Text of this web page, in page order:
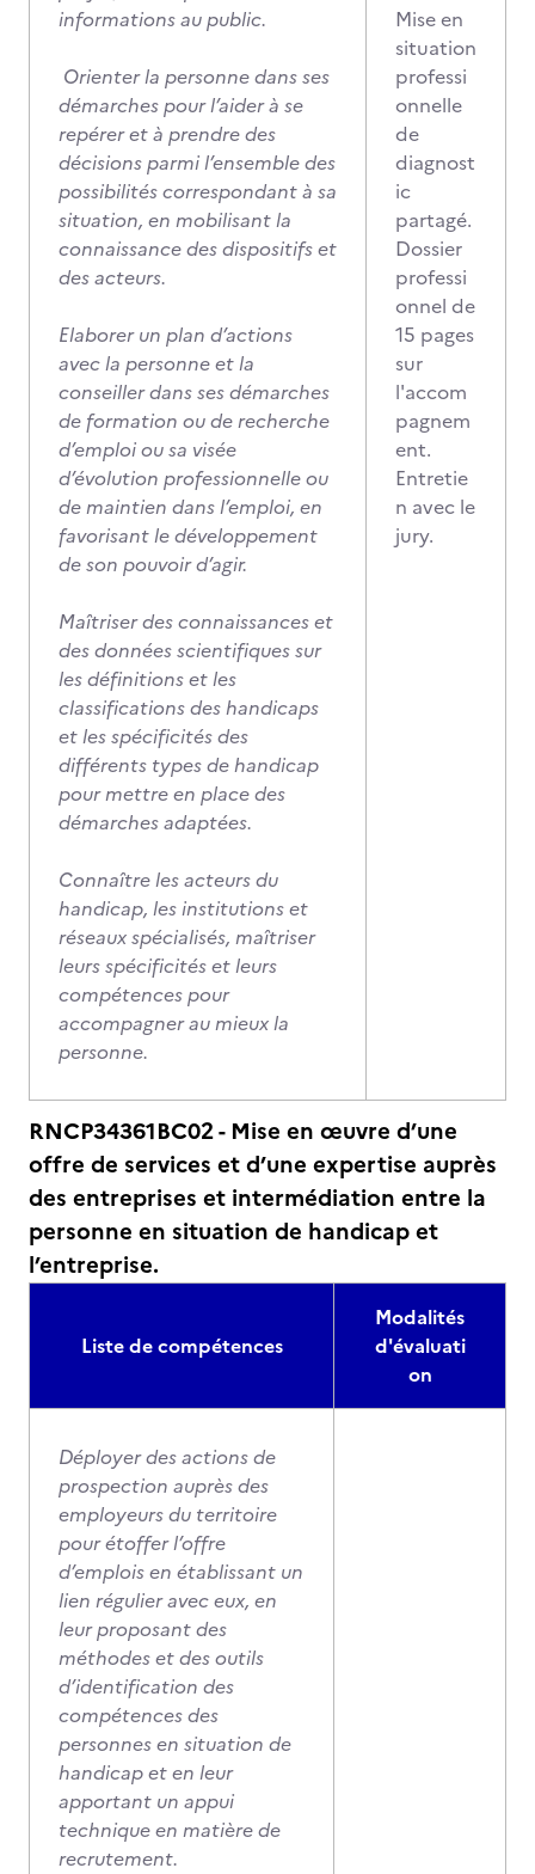
informations au public.
Orienter la personne dans ses
démarches pour l’aider à se
repérer et à prendre des
décisions parmi l’ensemble des
possibilités correspondant à sa
situation, en mobilisant la
connaissance des dispositifs et
des acteurs.
Elaborer un plan d’actions
avec la personne et la
conseiller dans ses démarches
de formation ou de recherche
d’emploi ou sa visée
d’évolution professionnelle ou
de maintien dans l’emploi, en
favorisant le développement
de son pouvoir d’agir.
Maîtriser des connaissances et
des données scientifiques sur
les définitions et les
classifications des handicaps
et les spécificités des
différents types de handicap
pour mettre en place des
démarches adaptées.
Connaître les acteurs du
handicap, les institutions et
réseaux spécialisés, maîtriser
leurs spécificités et leurs
compétences pour
accompagner au mieux la
personne.
Mise en
situation
professi
onnelle
de
diagnost
ic
partagé.
Dossier
professi
onnel de
15 pages
sur
l'accom
pagnem
ent.
Entretie
n avec le
jury.
RNCP34361BC02 - Mise en œuvre d’une
offre de services et d’une expertise auprès
des entreprises et intermédiation entre la
personne en situation de handicap et
l’entreprise.
Liste de compétences
Modalités
d'évaluati
on
Déployer des actions de
prospection auprès des
employeurs du territoire
pour étoffer l’offre
d’emplois en établissant un
lien régulier avec eux, en
leur proposant des
méthodes et des outils
d’identification des
compétences des
personnes en situation de
handicap et en leur
apportant un appui
technique en matière de
recrutement.